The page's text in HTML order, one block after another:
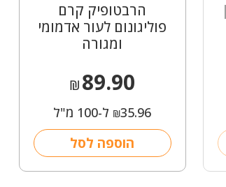
הרבטופיק קרם
פוליגונום לעור אדמומי
ומגורה
₪89.90
₪35.96 ל-100 מ"ל
הוספה לסל